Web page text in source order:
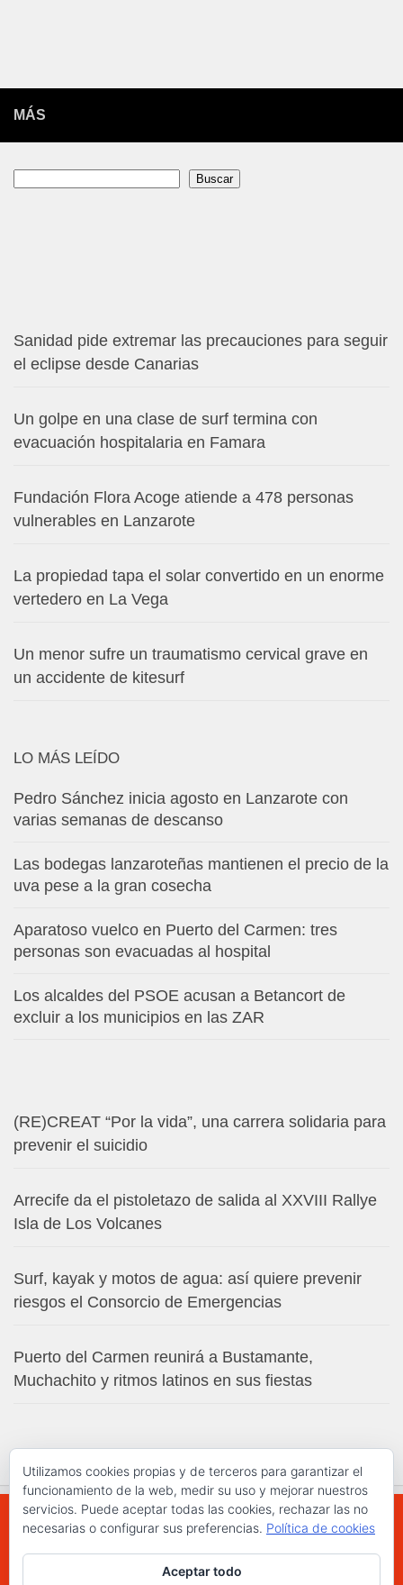
MÁS
Buscar
Sanidad pide extremar las precauciones para seguir
el eclipse desde Canarias
Un golpe en una clase de surf termina con
evacuación hospitalaria en Famara
Fundación Flora Acoge atiende a 478 personas
vulnerables en Lanzarote
La propiedad tapa el solar convertido en un enorme
vertedero en La Vega
Un menor sufre un traumatismo cervical grave en
un accidente de kitesurf
LO MÁS LEÍDO
Pedro Sánchez inicia agosto en Lanzarote con
varias semanas de descanso
Las bodegas lanzaroteñas mantienen el precio de la
uva pese a la gran cosecha
Aparatoso vuelco en Puerto del Carmen: tres
personas son evacuadas al hospital
Los alcaldes del PSOE acusan a Betancort de
excluir a los municipios en las ZAR
(RE)CREAT “Por la vida”, una carrera solidaria para
prevenir el suicidio
Arrecife da el pistoletazo de salida al XXVIII Rallye
Isla de Los Volcanes
Surf, kayak y motos de agua: así quiere prevenir
riesgos el Consorcio de Emergencias
Puerto del Carmen reunirá a Bustamante,
Muchachito y ritmos latinos en sus fiestas
WWW.ELCHAPLON.COM © 2026. Todos los
derechos reservados.
Utilizamos cookies propias y de terceros para garantizar el
funcionamiento de la web, medir su uso y mejorar nuestros
servicios. Puede aceptar todas las cookies, rechazar las no
necesarias o configurar sus preferencias. Política de cookies
Aceptar todo